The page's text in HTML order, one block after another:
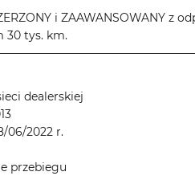
i ZAAWANSOWANY z
30 tys. km.
dealerskiej
06/2022 r.
przebiegu